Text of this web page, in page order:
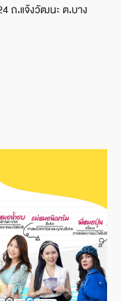
ถ.แจ้งวัฒนะ ต.บาง